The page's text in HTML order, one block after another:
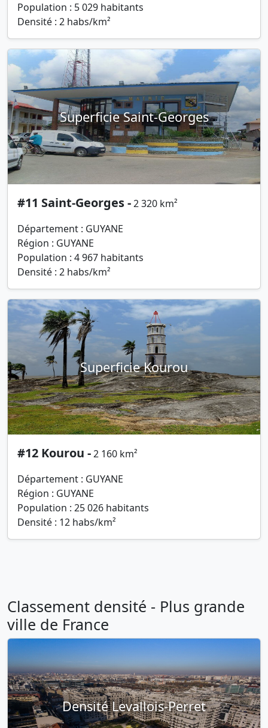
Population : 5 029 habitants
Densité : 2 habs/km²
Superficie Saint-Georges
#11 Saint-Georges -2 320 km²
Département : GUYANE
Région : GUYANE
Population : 4 967 habitants
Densité : 2 habs/km²
Superficie Kourou
#12 Kourou -2 160 km²
Département : GUYANE
Région : GUYANE
Population : 25 026 habitants
Densité : 12 habs/km²
Classement densité - Plus grande
ville de France
Densité Levallois-Perret